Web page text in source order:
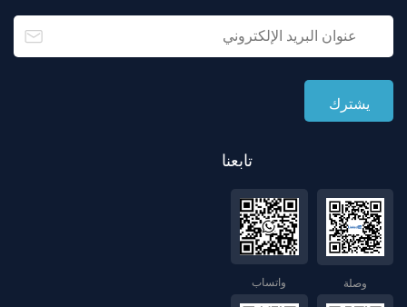
تابعنا
واتساب وصلة